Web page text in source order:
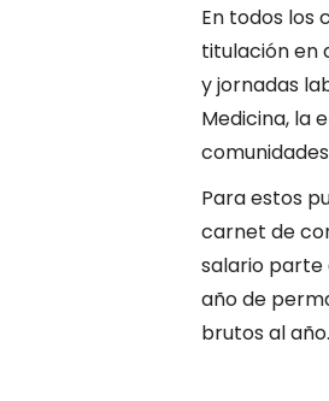
En todos los
titulación en
y jornadas
Medicina, la
Para estos
carnet de
salario parte
año de
brutos al año.